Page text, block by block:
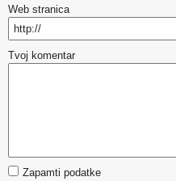
Web stranica
Tvoj komentar
Zapamti podatke